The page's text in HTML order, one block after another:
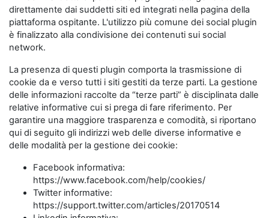
direttamente dai suddetti siti ed integrati nella pagina della
piattaforma ospitante. L'utilizzo più comune dei social plugin
è finalizzato alla condivisione dei contenuti sui social
network.
La presenza di questi plugin comporta la trasmissione di
cookie da e verso tutti i siti gestiti da terze parti. La gestione
delle informazioni raccolte da “terze parti” è disciplinata dalle
relative informative cui si prega di fare riferimento. Per
garantire una maggiore trasparenza e comodità, si riportano
qui di seguito gli indirizzi web delle diverse informative e
delle modalità per la gestione dei cookie:
Facebook informativa:
https://www.facebook.com/help/cookies/
Twitter informative:
https://support.twitter.com/articles/20170514